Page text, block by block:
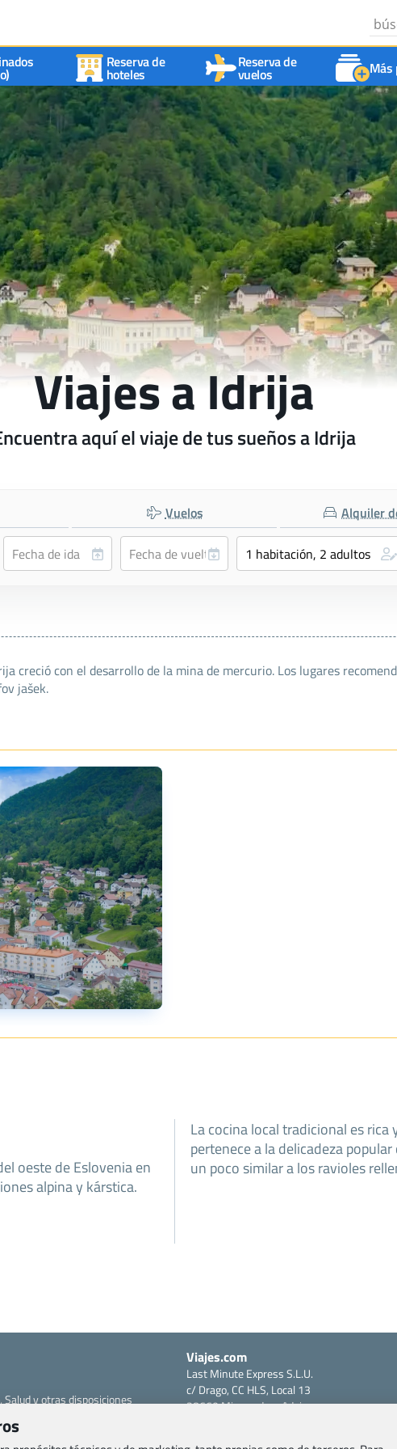
Reserva de
hoteles
Reserva de
vuelos Más
Viajes a Idrija
aquí el viaje de tus sueños a Idrija
Vuelos Alquiler
creció con el desarrollo de la mina de mercurio. Los lugares
jašek.
oeste de Eslovenia en
alpina y kárstica.
La cocina local tradicional es
pertenece a la delicadeza
un poco similar a los ravioles
Salud y otras disposiciones
Viajes.com
Last Minute Express S.L.U.
c/ Drago, CC HLS, Local 13
38660 Miraverde – Adeje